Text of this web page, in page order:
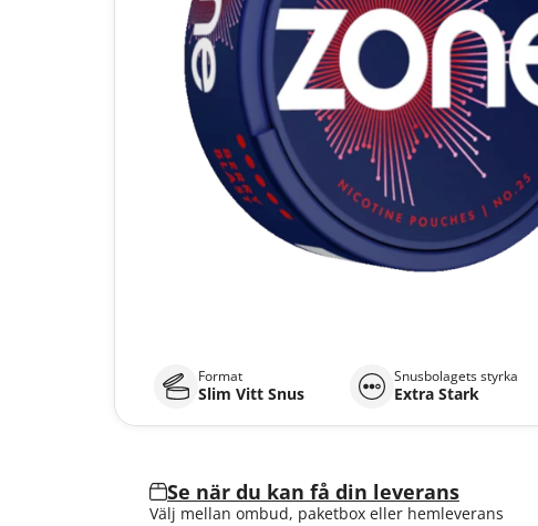
Format
Slim Vitt Snus
Snusbolagets styrka
Extra Stark
Se när du kan få din leverans
Välj mellan ombud, paketbox eller hemleverans